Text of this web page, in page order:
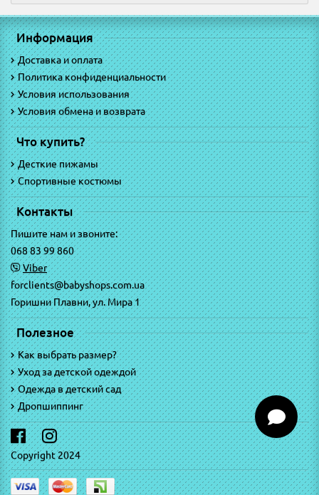
Информация
Доставка и оплата
Политика конфиденциальности
Условия использования
Условия обмена и возврата
Что купить?
Десткие пижамы
Спортивные костюмы
Контакты
Пишите нам и звоните:
068 83 99 860
Viber
forclients@babyshops.com.ua
Горишни Плавни, ул. Мира 1
Полезное
Как выбрать размер?
Уход за детской одеждой
Одежда в детский сад
Дропшиппинг
Copyright 2024